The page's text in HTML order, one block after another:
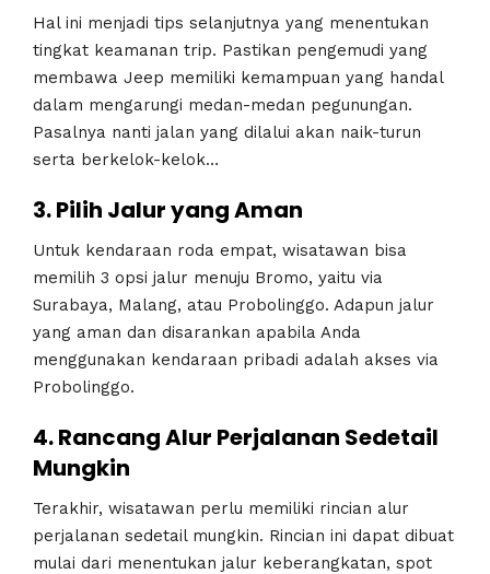
Hal ini menjadi tips selanjutnya yang menentukan
tingkat keamanan trip. Pastikan pengemudi yang
membawa Jeep memiliki kemampuan yang handal
dalam mengarungi medan-medan pegunungan.
Pasalnya nanti jalan yang dilalui akan naik-turun
serta berkelok-kelok…
3. Pilih Jalur yang Aman
Untuk kendaraan roda empat, wisatawan bisa
memilih 3 opsi jalur menuju Bromo, yaitu via
Surabaya, Malang, atau Probolinggo. Adapun jalur
yang aman dan disarankan apabila Anda
menggunakan kendaraan pribadi adalah akses via
Probolinggo.
4. Rancang Alur Perjalanan Sedetail
Mungkin
Terakhir, wisatawan perlu memiliki rincian alur
perjalanan sedetail mungkin. Rincian ini dapat dibuat
mulai dari menentukan jalur keberangkatan, spot